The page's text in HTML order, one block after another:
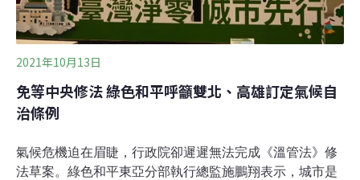
2021年10月13日
免等中央修法 綠色和平呼籲雙北、高雄訂定氣候自
治條例
氣候危機迫在眉睫，行政院卻遲遲無法完成《溫管法》修
法草案。綠色和平東亞分部執行總監施鵬翔表示，城市是